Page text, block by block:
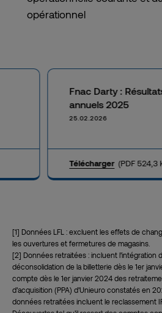
opérationnel
Fnac Darty :
annuels 2025
25.02.2026
Télécharger (PDF 524,3
[1] Données LFL : excluent les effets de
les ouvertures et fermetures de magasins.
[2] Données retraitées : incluent l’intégration
déconsolidation de la billetterie dès le 1er
compte dès le 1er janvier 2024 des
d’acquisition (PPA) d’Unieuro constatés en
données retraitées incluent le reclassement